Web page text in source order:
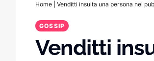
Home Venditti insulta una persona nel
GOSSIP
Venditti